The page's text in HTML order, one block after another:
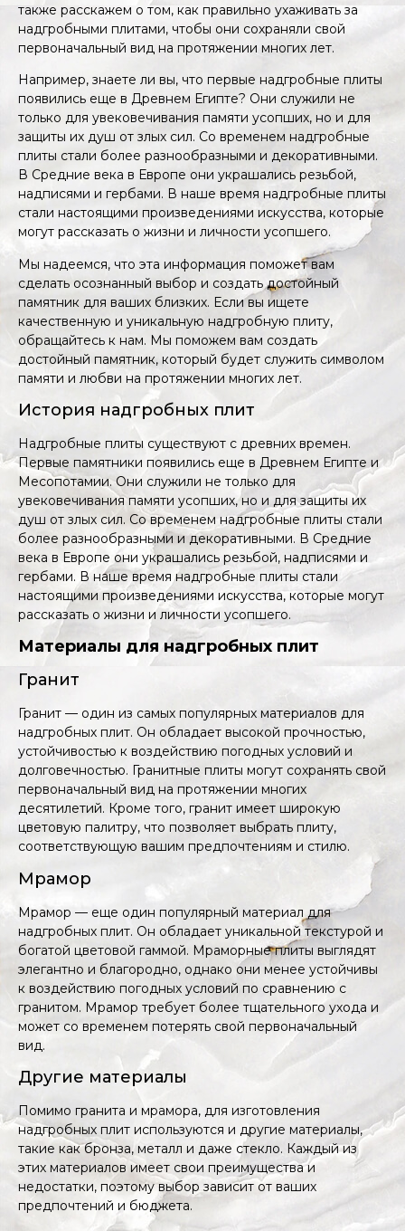
также расскажем о том, как правильно ухаживать за
надгробными плитами, чтобы они сохраняли свой
первоначальный вид на протяжении многих лет.
Например, знаете ли вы, что первые надгробные плиты
появились еще в Древнем Египте? Они служили не
только для увековечивания памяти усопших, но и для
защиты их душ от злых сил. Со временем надгробные
плиты стали более разнообразными и декоративными.
В Средние века в Европе они украшались резьбой,
надписями и гербами. В наше время надгробные плиты
стали настоящими произведениями искусства, которые
могут рассказать о жизни и личности усопшего.
Мы надеемся, что эта информация поможет вам
сделать осознанный выбор и создать достойный
памятник для ваших близких. Если вы ищете
качественную и уникальную надгробную плиту,
обращайтесь к нам. Мы поможем вам создать
достойный памятник, который будет служить символом
памяти и любви на протяжении многих лет.
История надгробных плит
Надгробные плиты существуют с древних времен.
Первые памятники появились еще в Древнем Египте и
Месопотамии. Они служили не только для
увековечивания памяти усопших, но и для защиты их
душ от злых сил. Со временем надгробные плиты стали
более разнообразными и декоративными. В Средние
века в Европе они украшались резьбой, надписями и
гербами. В наше время надгробные плиты стали
настоящими произведениями искусства, которые могут
рассказать о жизни и личности усопшего.
Материалы для надгробных плит
Гранит
Гранит — один из самых популярных материалов для
надгробных плит. Он обладает высокой прочностью,
устойчивостью к воздействию погодных условий и
долговечностью. Гранитные плиты могут сохранять свой
первоначальный вид на протяжении многих
десятилетий. Кроме того, гранит имеет широкую
цветовую палитру, что позволяет выбрать плиту,
соответствующую вашим предпочтениям и стилю.
Мрамор
Мрамор — еще один популярный материал для
надгробных плит. Он обладает уникальной текстурой и
богатой цветовой гаммой. Мраморные плиты выглядят
элегантно и благородно, однако они менее устойчивы
к воздействию погодных условий по сравнению с
гранитом. Мрамор требует более тщательного ухода и
может со временем потерять свой первоначальный
вид.
Другие материалы
Помимо гранита и мрамора, для изготовления
надгробных плит используются и другие материалы,
такие как бронза, металл и даже стекло. Каждый из
этих материалов имеет свои преимущества и
недостатки, поэтому выбор зависит от ваших
предпочтений и бюджета.